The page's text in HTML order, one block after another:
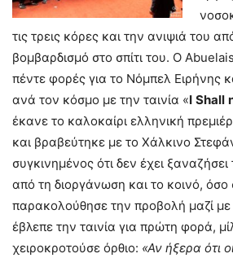
τις τρεις κόρες και την ανιψιά του
βομβαρδισμό στο σπίτι του. Ο
πέντε φορές για το Νόμπελ Ειρήνης
ανά τον κόσμο με την ταινία «I Shall
έκανε το καλοκαίρι ελληνική
και βραβεύτηκε με το Χάλκινο
συγκινημένος ότι δεν έχει
από τη διοργάνωση και το κοινό,
παρακολούθησε την προβολή μαζί με
έβλεπε την ταινία για πρώτη φορά,
χειροκροτούσε όρθιο: «Αν ήξερα ότι